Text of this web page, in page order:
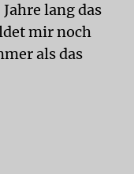
lang das
mir noch
als das